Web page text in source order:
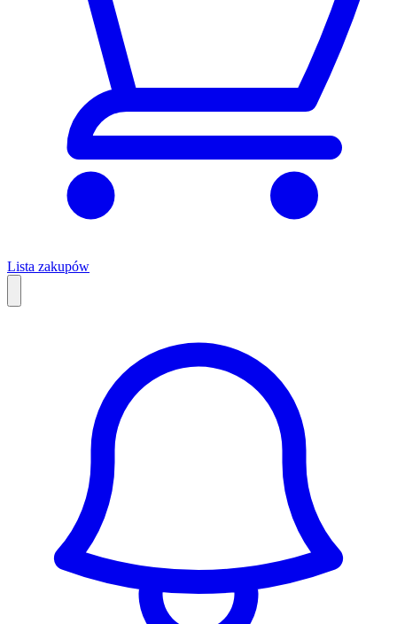
Lista zakupów